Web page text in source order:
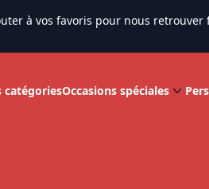
à vos favoris pour nous retrouver
catégoriesOccasions spéciales